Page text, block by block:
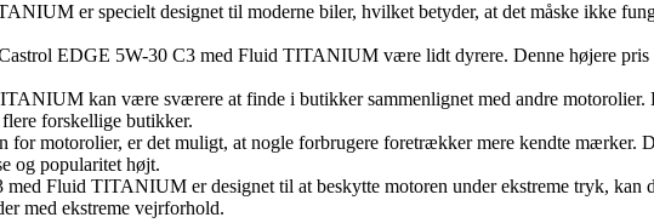
er specielt designet til moderne biler, hvilket betyder, at det måske ikke
EDGE 5W-30 C3 med Fluid TITANIUM være lidt dyrere. Denne højere
kan være sværere at finde i butikker sammenlignet med andre motorolier.
forskellige butikker.
for motorolier, er det muligt, at nogle forbrugere foretrækker mere kendte mærker.
og popularitet højt.
Fluid TITANIUM er designet til at beskytte motoren under ekstreme tryk, kan
med ekstreme vejrforhold.